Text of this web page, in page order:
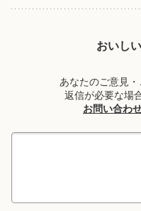
おいし
あなたのご意見
返信が必要な場
お問い合わ